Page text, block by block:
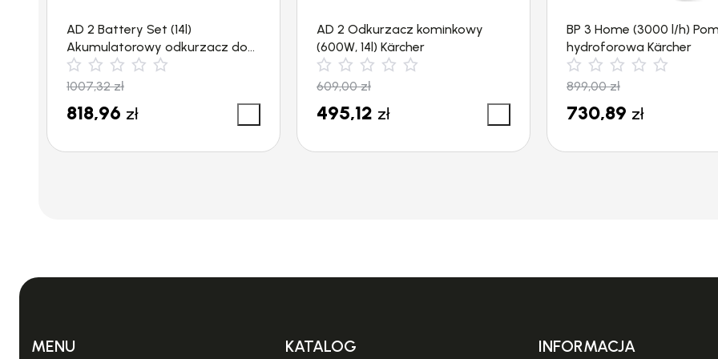
NAJNOWSZY MODEL NIEZAWODNEJ MYJKI DO OKIEN NA 2020 ROK W PROMOCYJNEJ CENIE !
JUŻ DZISIAJ KUP NAJNOWSZY MODEL MYJKI DO OKIEN, DZIĘKI KTÓREJ CZYSZCZENIE OKIEN
Mniejsza waga i niższy poziom emitowanego hałasu przekładają się na bardziejkomfortowe
brudnej jest łatwy do opróżnienia.
AD 2 Battery Set (14l)
Akumulatorowy odkurzacz do
popiołu Kärcher
1007,32zł
818,96 zł
AD 2 Odkurzacz kominkowy
(600W, 14l) Kärcher
609,00zł
495,12 zł
BP 3 Home (3000 l/h)
hydroforowa Kärcher
899,00zł
730,89 zł
MENU KATALOG INFORMACJA